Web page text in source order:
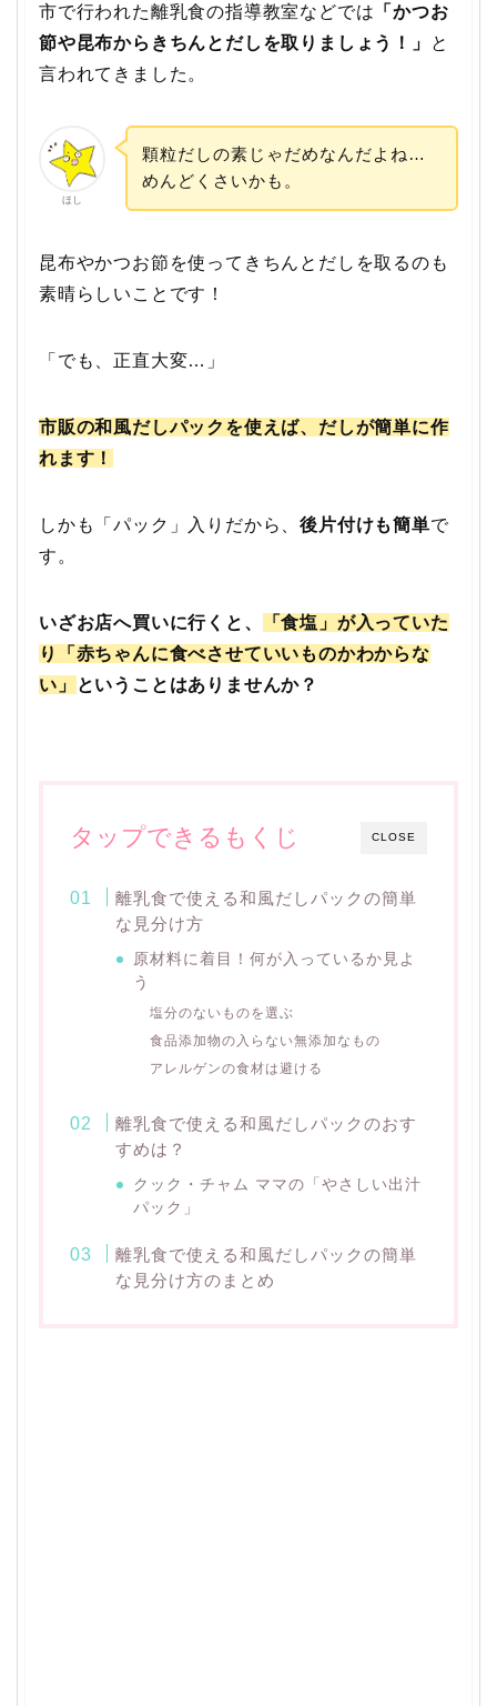
市で行われた離乳食の指導教室などでは 「かつお
節や昆布からきちんとだしを取りましょう！」
と
言われてきました。
ほし
顆粒だしの素じゃだめなんだよね…
めんどくさいかも。
昆布やかつお節を使ってきちんとだしを取るのも
素晴らしいことです！
「でも、正直大変…」
市販の和風だしパックを使えば、だしが簡単に作
れます！
しかも「パック」入りだから、後片付けも簡単で
す。
いざお店へ買いに行くと、
「食塩」が入っていた
り「赤ちゃんに食べさせていいものかわからな
い」
ということはありませんか？
CLOSE
タップできるもくじ
離乳食で使える和風だしパックの簡単
な見分け方
原材料に着目！何が入っているか見よ
う
塩分のないものを選ぶ
食品添加物の入らない無添加なもの
アレルゲンの食材は避ける
離乳食で使える和風だしパックのおす
すめは？
クック・チャム ママの「やさしい出汁
パック」
離乳食で使える和風だしパックの簡単
な見分け方のまとめ